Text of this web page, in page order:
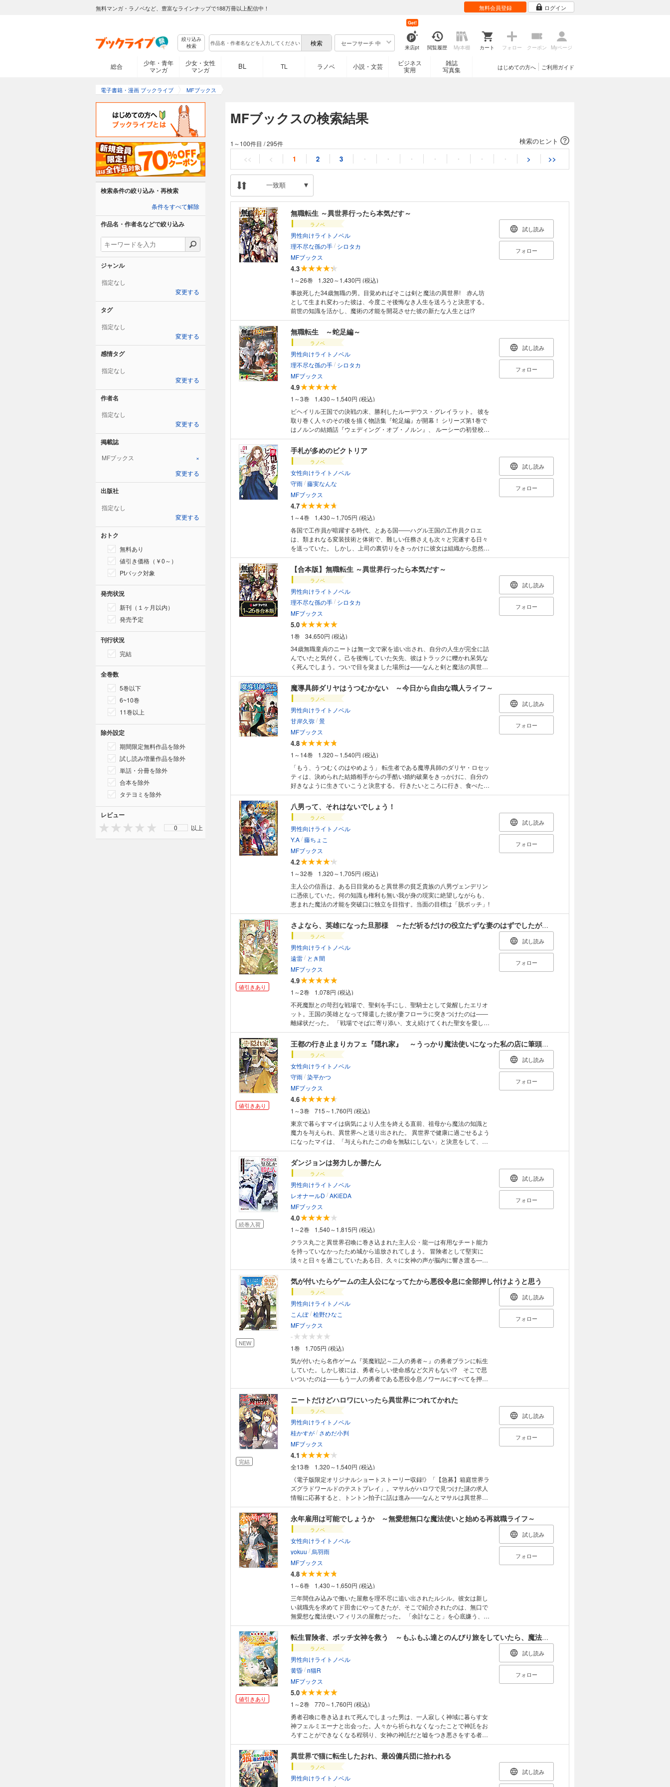
無料マンガ・ラノベなど、豊富なラインナップで188万冊以上配信中！ 無料会員登録 ログイン
絞り込み
検索
セーフサーチ 中
来店pt
Get!
閲覧履歴 My本棚 カート フォロー クーポン Myページ
総合
少年・青年
マンガ
少女・女性
マンガ
BL TL ラノベ 小説・文芸
ビジネス
実用
雑誌
写真集
ご利用ガイド
はじめての方へ
電子書籍・漫画 ブックライブ MFブックス
MFブックスの検索結果
検索のヒント
1～100件目 /295件
<< < 1 2 3 ・ ・ ・ ・ ・ ・ ・ > >>
一致順
無職転生 ～異世界行ったら本気だす～
ラノベ
男性向けライトノベル
理不尽な孫の手/ シロタカ
MFブックス
4.3
1～26巻
1,320～1,430円 (税込)
事故死した34歳無職の男。目覚めればそこは剣と魔法の異世界! 赤ん坊
として生まれ変わった彼は、今度こそ後悔なき人生を送ろうと決意する。
前世の知識を活かし、魔術の才能を開花させた彼の新たな人生とは!?
試し読み
フォロー
無職転生 ～蛇足編～
ラノベ
男性向けライトノベル
理不尽な孫の手/ シロタカ
MFブックス
4.9
1～3巻
1,430～1,540円 (税込)
ビヘイリル王国での決戦の末、勝利したルーデウス・グレイラット。 彼を
取り巻く人々のその後を描く物語集『蛇足編』が開幕！ シリーズ第1巻で
はノルンの結婚話『ウェディング・オブ・ノルン』、 ルーシーの初登校を
描く『ルーシーとパパ』、ドーガとイゾルテの婚活話『アスラ七騎士物
語』に加え、ギレーヌの里帰りを描く書き下ろし短編 『かつて狂犬と呼ば
れた女』の四編を収録。 人生やり直し型転生ファンタジー、激闘のその後
の物語がここに!!
試し読み
フォロー
手札が多めのビクトリア
ラノベ
女性向けライトノベル
守雨/藤実なんな
MFブックス
4.7
1～4巻
1,430～1,705円 (税込)
各国で工作員が暗躍する時代、とある国――ハグル王国の工作員クロエ
は、類まれなる変装技術と体術で、難しい任務さえも次々と完遂する日々
を送っていた。 しかし、上司の裏切りをきっかけに彼女は組織から忽然と
姿を消してしまう。なぜならクロエは、隣国アシュベリー王国の一般市民
ビクトリアとして、夢に見ていた「普通（しあわせ）」な人生をやり直す
計画を立てていたのだ。 そんなビクトリアはセカンドライフ初日にとある
少女を保護したことで、想定外だが幸せなスタートを切り、多くの人々と
関わっていく。 新天地で彼女は歴史学者の助手・語学の先生・凶悪犯の
脱獄補助と、工作員時代に培った経験と才能を活かして大活躍!! 一方でビ
クトリアの強さに興味を持つ第二王子や組織の追っ手など、手札が多い彼
女に対して迫る影も多く――!? アクションと心あたたまるビクトリアの人
生修復物語、ここに開幕!!
試し読み
フォロー
【合本版】無職転生 ～異世界行ったら本気だす～
ラノベ
男性向けライトノベル
理不尽な孫の手/ シロタカ
MFブックス
5.0
1巻
34,650円 (税込)
34歳無職童貞のニートは無一文で家を追い出され、自分の人生が完全に詰
んでいたと気付く。己を後悔していた矢先、彼はトラックに轢かれ呆気な
く死んでしまう。ついで目を覚ました場所は――なんと剣と魔法の異世界
だった!!ルーデウスと名付けられた赤ん坊として生まれ変わった彼は、
「今度こそ本気で生きて行くんだ……！」と後悔しない人生を送ると決意
する。前世の知能を活かしたルーデウスは瞬く間に魔術の才能を開花さ
せ、小さな女の子の家庭教師をつけてもらうことに。さらにはエメラルド
グリーンの髪を持つ美しいクォーターエルフとの出会い。彼の新たな人生
が動き始める。――憧れの人生やり直し型転生ファンタジー、ここに始
動！ ※本作品は『無職転生 ～異世界行ったら本気だす～』シリーズ全26
巻を収録しています。 ※本商品は１冊に全巻を収録した合本形式での配信
となります。あらかじめご了承ください。
試し読み
フォロー
魔導具師ダリヤはうつむかない ～今日から自由な職人ライフ～
ラノベ
男性向けライトノベル
甘岸久弥/景
MFブックス
4.8
1～14巻
1,320～1,540円 (税込)
「もう、うつむくのはやめよう」 転生者である魔導具師のダリヤ・ロセッ
ティは、決められた結婚相手からの手酷い婚約破棄をきっかけに、自分の
好きなように生きていこうと決意する。 行きたいところに行き、食べたい
ものを食べ、何より大好きな“魔導具”を作りたいように作っていたら、な
ぜだか周囲が楽しいことで満たされていく。 「これも、君が作ったの!?」
「この際だから商会、立ち上げない?」 ダリヤの作った便利な魔導具が異
世界の人々を幸せにしていくにつれ、作れるものも作りたいものも、どん
どん増えていって――。 魔導具師ダリヤの、自由気ままなものづくりスト
ーリーが今日ここからはじまる!
試し読み
フォロー
八男って、それはないでしょう！
ラノベ
男性向けライトノベル
Y.A/藤ちょこ
MFブックス
4.2
1～32巻
1,320～1,705円 (税込)
主人公の信吾は、ある日目覚めると異世界の貧乏貴族の八男ヴェンデリン
に憑依していた。何の知識も権利も無い我が身の現実に絶望しながらも、
恵まれた魔法の才能を突破口に独立を目指す。当面の目標は「脱ボッチ」!
試し読み
フォロー
値引きあり
さよなら、英雄になった旦那様 ～ただ祈るだけの役立たずな妻のはずでしたが……～
ラノベ
男性向けライトノベル
遠雷/ とき間
MFブックス
4.9
1～2巻
1,078円 (税込)
不死魔獣との苛烈な戦場で、聖剣を手にし、聖騎士として覚醒したエリオ
ット。王国の英雄となって帰還した彼が妻フローラに突きつけたのは――
離縁状だった。 「戦場でそばに寄り添い、支え続けてくれた聖女を愛して
しまった」 そう告げる夫の言葉に、フローラはただ静かに離縁を受け入れ
る。安全な王都でただ祈ることしかできなかった自分には、彼の隣に立つ
資格などなかったのかもしれないと思って。そうして彼女は王都を去った
のだった。 だが、その日を境にエリオットの聖剣は陰りを見せ始めて
――。 一方、すべてを失ったフローラは、旅の中で一風変わった人々と出
会い、自分の居場所を見つけ始める。やがて彼女の祈りは、女神の加護を
いただく祝福となり、仲間を護る奇跡となってゆく。
試し読み
フォロー
値引きあり
王都の行き止まりカフェ『隠れ家』 ～うっかり魔法使いになった私の店に筆頭文官様がくつろぎに来ます～
ラノベ
女性向けライトノベル
守雨/染平かつ
MFブックス
4.6
1～3巻
715～1,760円 (税込)
東京で暮らすマイは病気により人生を終える直前、祖母から魔法の知識と
魔力を与えられ、異世界へと送り出された。 異世界で健康に過ごせるよう
になったマイは、「与えられたこの命を無駄にしない」と決意をして、王
都の行き止まりにカフェ『隠れ家』を開く。 そんな彼女の『隠れ家』に、
お城勤めの筆頭文官ヘンリーが、マイの料理や人柄に魅せられて連日通う
ようになる。 彼は大きな秘密を抱えるがゆえに、平穏な日々を望んでいた
が、たくましく生きるマイにどんどん惹かれていき……!? 他にも『隠れ
家』にはマイに惹かれた人々が集まり、彼女の祖母と関わりのある人物も
登場して――。 これはマイが美味しい料理と魔法の力で誰かを幸せにする
物語。 王都の行き止まりにカフェ『隠れ家』、新規開店！
試し読み
フォロー
続巻入荷
ダンジョンは努力しか勝たん
ラノベ
男性向けライトノベル
レオナールD /AKiEDA
MFブックス
4.0
1～2巻
1,540～1,815円 (税込)
クラス丸ごと異世界召喚に巻き込まれた主人公・龍一は有用なチート能力
を持っていなかったため城から追放されてしまう。 冒険者として堅実に
淡々と日々を過ごしていたある日、久々に女神の声が脳内に響き渡る――
全ての転移者のチート能力を取り上げると……。 チートに頼ることなく努
力の結果身に付けたスキルだけで生き抜いてきた龍一にとって、それは別
に困りもしないこと。意に介さず冒険者暮らしを続けていたのだが、一緒
に召喚され、その美貌と有用なチート能力により城に残っているはずの幼
馴染・トワが奴隷として売られているのを目にしてしまい、貯えの全てを
吐き出しトワの身を引き受ける。 二人で暮らす家を買うため共にダンジョ
ンに潜ったり、暮らしを彩るためのショッピングを一緒に楽しんだり、ダ
いられなかった日々を取り戻すかのような時間を積み重ねるなか、トワの
龍一へ向ける溺愛は天井知らずに大きくなる。そして、龍一もトワのため
に凡人ながら努力を積み上げてきた努力の原点を思い出し――。
試し読み
フォロー
NEW
気が付いたらゲームの主人公になってたから悪役令息に全部押し付けようと思う
ラノベ
男性向けライトノベル
こんぽ/桧野ひなこ
MFブックス
-
1巻
1,705円 (税込)
気が付いたら名作ゲーム『英魔戦記～二人の勇者～』の勇者ブランに転生
していた。しかし彼には、勇者らしい使命感など欠片もない!? そこで思
いついたのは――もう一人の勇者である悪役令息ノワールにすべてを押し
付けることだった！ 原作では、傲岸不遜な悪役令息として闇落ちするノワ
ール。公爵家の嫡男である彼に近づき従者となったブランは、ノワールの
闇落ちを回避し、魔王もヒロインも全部押し付けようと奔走する。だが、
飄々としたブランと尖って素直になれないノワールの関係は前途多難
で……。それでも公爵家の人々に温かく見守られながら、ちぐはぐな二人
は少しずつ歩調を合わせていく――？ 面倒臭がりなテキトー勇者とツンデ
レ悪役令息が織りなすアンバランス・バディコメディ、ここに開幕！
試し読み
フォロー
完結
ニートだけどハロワにいったら異世界につれてかれた
ラノベ
男性向けライトノベル
桂かすが/ さめだ小判
MFブックス
4.1
全13巻
1,320～1,540円 (税込)
《電子版限定オリジナルショートストーリー収録!》「【急募】箱庭世界ラ
ズグラドワールドのテストプレイ」。マサルがハロワで見つけた謎の求人
情報に応募すると、トントン拍子に話は進み――なんとマサルは異世界の
地に立っていた。しかもこの世界は20年以内に滅亡するとか!? 一縷の望
みを絶やさずに無理せず頑張る! マサルのニートなりの異世界冒険、開幕
です!
試し読み
フォロー
永年雇用は可能でしょうか ～無愛想無口な魔法使いと始める再就職ライフ～
ラノベ
女性向けライトノベル
yokuu / 烏羽雨
MFブックス
4.8
1～6巻
1,430～1,650円 (税込)
三年間住み込みで働いた屋敷を理不尽に追い出されたルシル。彼女は新し
い就職先を求めてド田舎にやってきたが、そこで紹介されたのは、無口で
無愛想な魔法使いフィリスの屋敷だった。 「余計なこと」を心底嫌う、気
難しいフィリスの屋敷での仕事は、蓋を開けてみるとルシルにとっては好
条件！ 何としても新しい職場を死守するべく、彼女は「余計なこと」地
雷を回避するためにフィリスの観察を始める。 そんなフィリスのことを少
しずつ知っていくうちに、気難しいだけでない意外な一面に出会い、ルシ
ルの気持ちは徐々に変化していき――。 フィリスとの距離が少しずつ縮ま
る一方、前の屋敷の主がなぜだか自分を捜し回っているらしいという噂を
耳にするルシル。他にもフィリスの周囲では何やら魔法使いたちが騒ぎ始
め……！？ 平穏に暮らしたいのに何かと起こるトラブルを、仕事に対する
プライドと持ち前の前向きさで乗り越えながらゆっくりとお互いの想いを
育む、ほっこり異世界再就職ファンタジー。
試し読み
フォロー
値引きあり
転生冒険者、ボッチ女神を救う ～もふもふ達とのんびり旅をしていたら、魔法を極めてた～
ラノベ
男性向けライトノベル
黄昏/п猫R
MFブックス
5.0
1～2巻
770～1,760円 (税込)
勇者召喚に巻き込まれて死んでしまった男は、一人寂しく神域に暮らす女
神フェルミエーナと出会った。人々から祈られなくなったことで神託をお
ろすことができなくなる程弱り、女神の神託だと嘘をつき悪さをする者が
現れ始めたことに怒る女神の姿を見て、神力（しんりき）を回復する手助
けをしてあげようと決める。 無事異世界転生を果たした男・エルは、日本
で習慣だった「いただきます」と「ごちそうさま」の言葉が神力の回復に
有効だと知ったものの、なかなか広めることができずにいた。10歳になり
冒険者となったエルは、依頼で知り合った料理人に日本で人気の「ハンバ
試し読み
フォロー
異世界で猫に転生したおれ、最凶傭兵団に拾われる
ラノベ
男性向けライトノベル
試し読み
検索条件の絞り込み・再検索
条件をすべて解除
作品名・作者名などで絞り込み
ジャンル
指定なし
変更する
タグ
指定なし
変更する
感情タグ
指定なし
変更する
作者名
指定なし
変更する
掲載誌
MFブックス ×
変更する
出版社
指定なし
変更する
おトク
無料あり
値引き価格（￥0～）
Ptバック対象
発売状況
新刊（１ヶ月以内）
発売予定
刊行状況
完結
全巻数
5巻以下
6~10巻
11巻以上
除外設定
期間限定無料作品を除外
試し読み増量作品を除外
単話・分冊を除外
合本を除外
タテヨミを除外
レビュー
0 以上